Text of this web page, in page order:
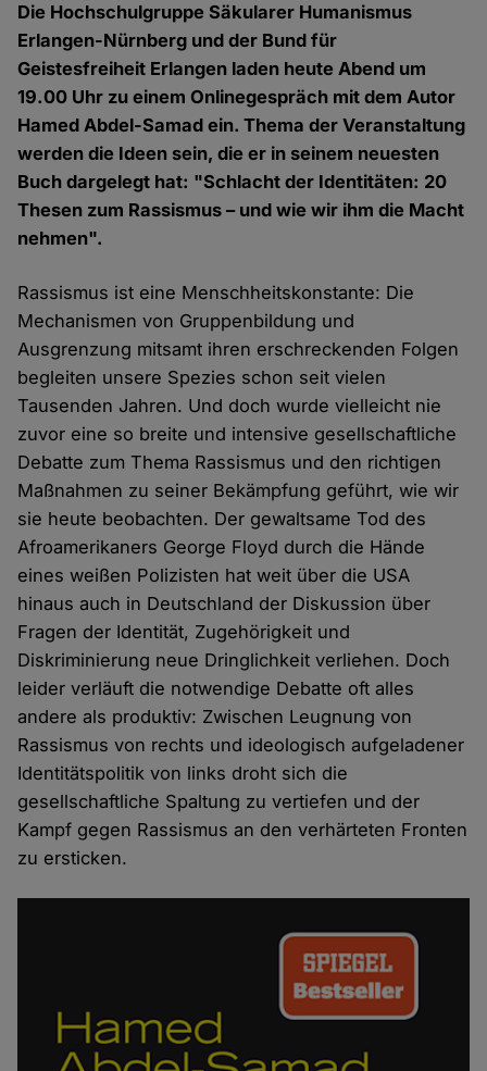
Die Hochschulgruppe Säkularer Humanismus
Erlangen-Nürnberg und der Bund für
Geistesfreiheit Erlangen laden heute Abend um
19.00 Uhr zu einem Onlinegespräch mit dem Autor
Hamed Abdel-Samad ein. Thema der Veranstaltung
werden die Ideen sein, die er in seinem neuesten
Buch dargelegt hat: "Schlacht der Identitäten: 20
Thesen zum Rassismus – und wie wir ihm die Macht
nehmen".
Rassismus ist eine Menschheitskonstante: Die
Mechanismen von Gruppenbildung und
Ausgrenzung mitsamt ihren erschreckenden Folgen
begleiten unsere Spezies schon seit vielen
Tausenden Jahren. Und doch wurde vielleicht nie
zuvor eine so breite und intensive gesellschaftliche
Debatte zum Thema Rassismus und den richtigen
Maßnahmen zu seiner Bekämpfung geführt, wie wir
sie heute beobachten. Der gewaltsame Tod des
Afroamerikaners George Floyd durch die Hände
eines weißen Polizisten hat weit über die USA
hinaus auch in Deutschland der Diskussion über
Fragen der Identität, Zugehörigkeit und
Diskriminierung neue Dringlichkeit verliehen. Doch
leider verläuft die notwendige Debatte oft alles
andere als produktiv: Zwischen Leugnung von
Rassismus von rechts und ideologisch aufgeladener
Identitätspolitik von links droht sich die
gesellschaftliche Spaltung zu vertiefen und der
Kampf gegen Rassismus an den verhärteten Fronten
zu ersticken.